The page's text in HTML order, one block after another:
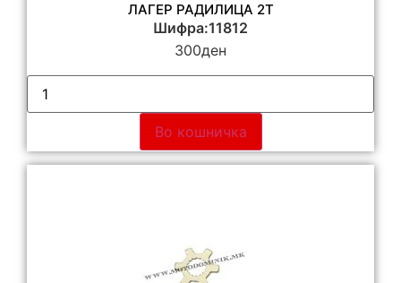
ЛАГЕР РАДИЛИЦА 2Т
Шифра:11812
300ден
Во кошничка